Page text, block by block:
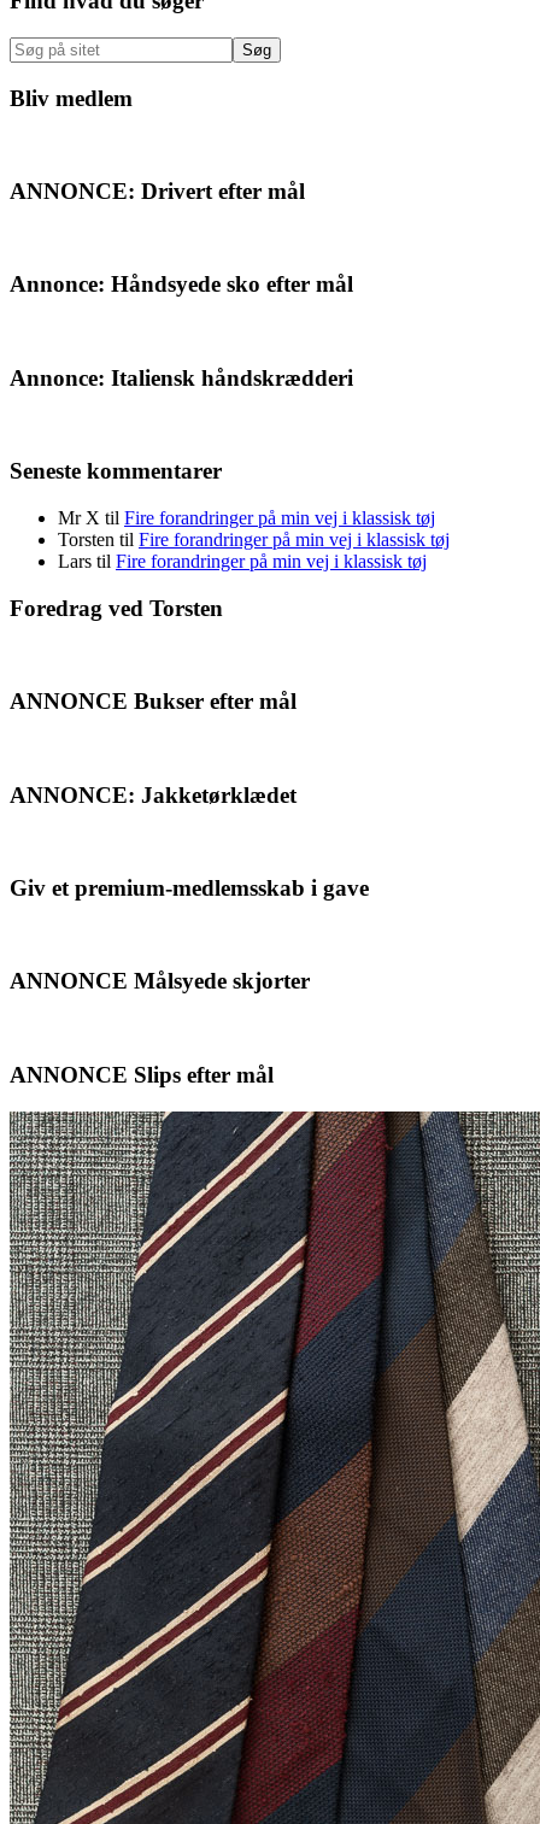
Sidebar
Søg
på
sitet
Bliv medlem
ANNONCE: Drivert efter mål
Annonce: Håndsyede sko efter mål
Annonce: Italiensk håndskrædderi
Seneste kommentarer
Mr X til Fire forandringer på min vej i klassisk tøj
Torsten til Fire forandringer på min vej i klassisk tøj
Lars til Fire forandringer på min vej i klassisk tøj
Foredrag ved Torsten
ANNONCE Bukser efter mål
ANNONCE: Jakketørklædet
Giv et premium-medlemsskab i gave
ANNONCE Målsyede skjorter
ANNONCE Slips efter mål